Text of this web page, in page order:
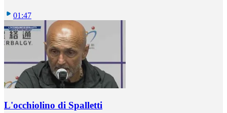
01:47
L'occhiolino di Spalletti